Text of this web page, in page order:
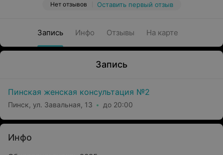
Нет отзывов Оставить первый отзыв
Запись Инфо Отзывы На карте
Запись
Пинская женская консультация №2
Пинск, ул. Завальная, 13 до 20:00
Инфо